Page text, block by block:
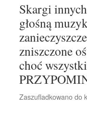
Skargi
głośną
zniszczone
choć
Zaszufladkowano do